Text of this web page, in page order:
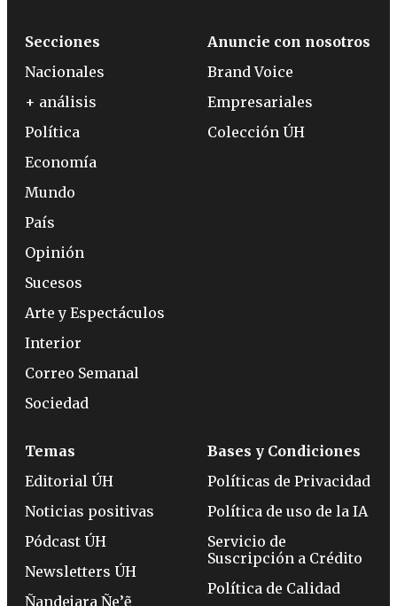
Secciones
Nacionales
+ análisis
Política
Economía
Mundo
País
Opinión
Sucesos
Arte y Espectáculos
Interior
Correo Semanal
Sociedad
Anuncie con nosotros
Brand Voice
Empresariales
Colección ÚH
Temas
Editorial ÚH
Noticias positivas
Pódcast ÚH
Newsletters ÚH
Ñandejara Ñe’ẽ
Bases y Condiciones
Políticas de Privacidad
Política de uso de la IA
Servicio de
Suscripción a Crédito
Política de Calidad